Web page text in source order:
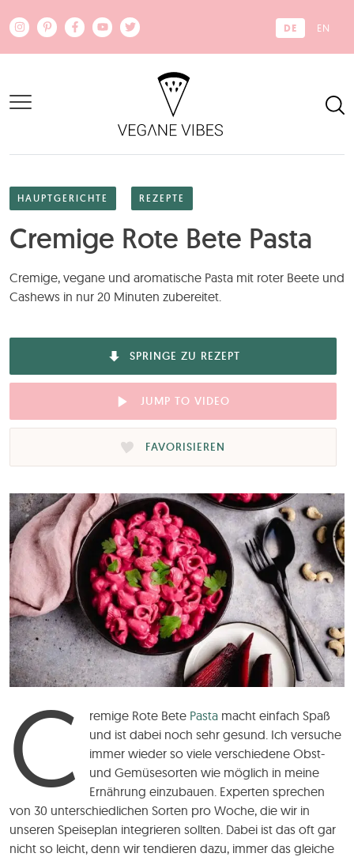
DE EN
HAUPTGERICHTE REZEPTE
Cremige Rote Bete Pasta
Cremige, vegane und aromatische Pasta mit roter Beete und
Cashews in nur 20 Minuten zubereitet.
SPRINGE ZU REZEPT
JUMP TO VIDEO
FAVORISIEREN
C remige Rote Bete Pasta macht einfach Spaß
und ist dabei noch sehr gesund. Ich versuche
immer wieder so viele verschiedene Obst-
und Gemüsesorten wie möglich in meine
Ernährung einzubauen. Experten sprechen
von 30 unterschiedlichen Sorten pro Woche, die wir in
unseren Speiseplan integrieren sollten. Dabei ist das oft gar
nicht so leicht, denn wir tendieren dazu, immer das gleiche